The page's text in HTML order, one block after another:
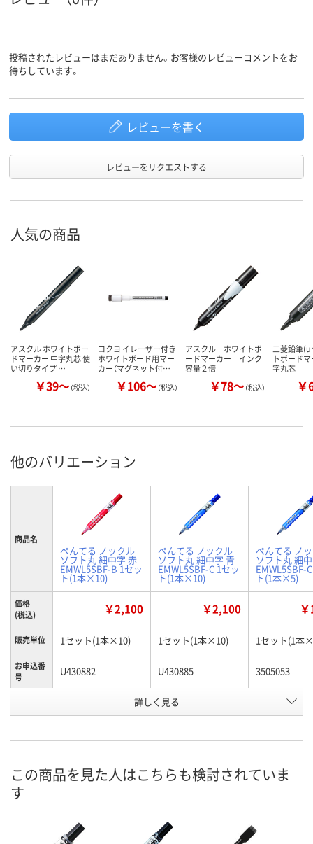
直液式 中綿式 中綿式
質量 16グラム
商品環境
70 90
投稿されたレビューはまだありません。お客様のレビューコメントをお
待ちしています。
レビューを書く
レビューをリクエストする
人気の商品
アスクル ホワイトボー
ドマーカー 中字丸芯 使
い切りタイプ …
￥39～（税込）
コクヨ イレーザー付き
ホワイトボード用マー
カー（マグネット付…
￥106～（税込）
アスクル ホワイトボ
ードマーカー インク
容量２倍
￥78～（税込）
三菱鉛筆
トボード
字丸芯
￥
他のバリエーション
商品名
ぺんてる ノックル
ソフト丸 細中字 赤
EMWL5SBF-B 1セッ
ト(1本×10)
ぺんてる ノックル
ソフト丸 細中字 青
EMWL5SBF-C 1セッ
ト(1本×10)
ぺんてる ノ
ソフト丸 細
EMWL5SBF-
ト(1本×5)
価格
(税込)
￥2,100 ￥2,100
販売単位 1セット(1本×10) 1セット(1本×10) 1セット(1本
お申込番
号
U430882 U430885 3505053
1点
詳しく見る
この商品を見た人はこちらも検討されていま
す